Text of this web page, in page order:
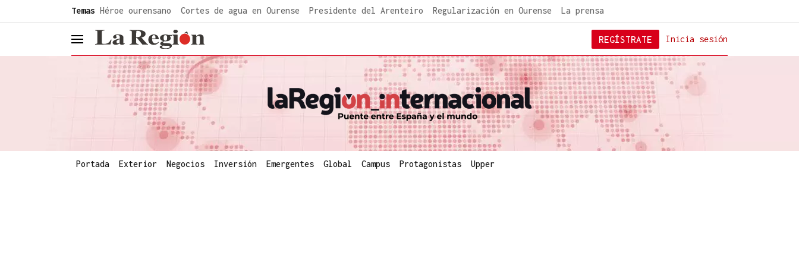
Temas Héroe ourensano Cortes de agua en Ourense Presidente del Arenteiro Regularización en Ourense La prensa
header.menu.open Inicia sesión
REGÍSTRATE
Portada Exterior Negocios Inversión Emergentes Global Campus Protagonistas Upper